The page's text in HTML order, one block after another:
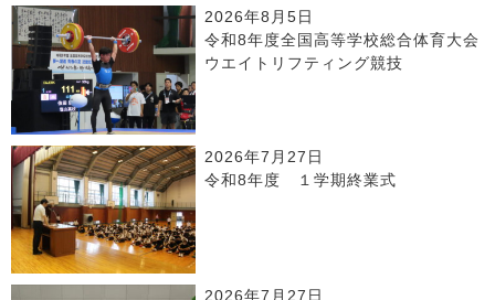
2026年8月5日
令和8年度全国高等学校総合体育大会
ウエイトリフティング競技
2026年7月27日
令和8年度 １学期終業式
2026年7月27日